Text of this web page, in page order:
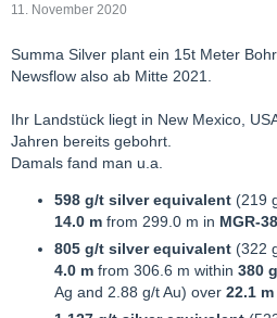
11. November 2020
Summa Silver plant ein 15t Meter
Newsflow also ab Mitte 2021.
Ihr Landstück liegt in New Mexico,
Jahren bereits gebohrt.
Damals fand man u.a.
598 g/t silver equivalent (219
14.0 m from 299.0 m in MGR-38
805 g/t silver equivalent (322
4.0 m from 306.6 m within 380
Ag and 2.88 g/t Au) over 22.1 m